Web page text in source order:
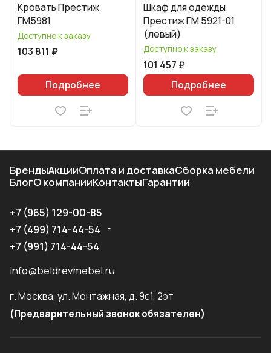
Кровать Престиж
ГМ5981
Доступно к заказу
103 811 ₽
Подробнее
Шкаф для одежды
Престиж ГМ 5921-01
(левый)
Доступно к заказу
101 457 ₽
Подробнее
БрендыАкцииОплата и доставкаСборка мебели
БлогО компанииКонтактыГарантии
+7 (965) 129-00-85
+7 (499) 714-44-54
+7 (991) 714-44-54
info@beldrevmebel.ru
г. Москва, ул. Монтажная, д. 9с1, 2эт
(Предварительный звонок обязателен)